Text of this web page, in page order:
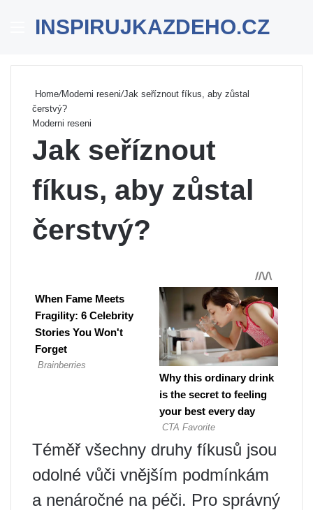
Menu
INSPIRUJKAZDEHO.CZ
Home/Moderni reseni/Jak seříznout fíkus, aby zůstal
čerstvý?
Moderni reseni
Jak seříznout
fíkus, aby zůstal
čerstvý?
Téměř všechny druhy fíkusů jsou
odolné vůči vnějším podmínkám
a nenáročné na péči. Pro správný